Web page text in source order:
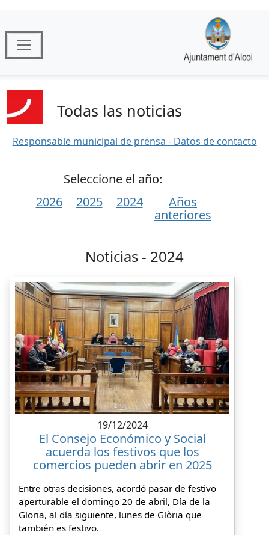
Todas las noticias
Responsable municipal de prensa - Datos de contacto
Seleccione el año:
2026
2025 2024
Años
anteriores
Noticias - 2024
19/12/2024
El Consejo Económico y Social
acuerda los festivos que los
comercios pueden abrir en 2025
Entre otras decisiones, acordó pasar de festivo
aperturable el domingo 20 de abril, Día de la
Gloria, al día siguiente, lunes de Glòria que
también es festivo.